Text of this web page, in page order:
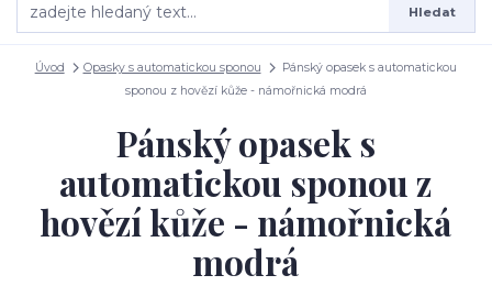
Hledat
Úvod Opasky s automatickou sponou
Pánský opasek s automatickou
sponou z hovězí kůže - námořnická modrá
Pánský opasek s
automatickou sponou z
hovězí kůže - námořnická
modrá